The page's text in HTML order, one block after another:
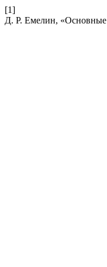
[1]
Д. Р. Емелин,